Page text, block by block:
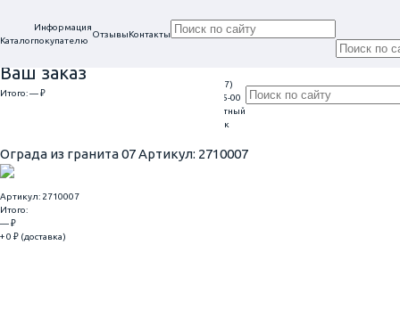
Каталог
Информация
покупателю
ОтзывыКонтакты
Ваш заказ
Итого:— ₽
Проконсультируем
+7 (917)
113-05-00
Обратный
звонок
Ограда из гранита 07Артикул: 2710007
Артикул: 2710007
Итого:
— ₽
+ 0 ₽ (доставка)